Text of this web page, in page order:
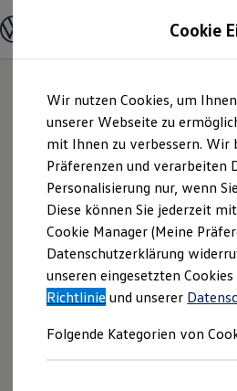
Hauptinhalt
springen
Footer
springen
Modelle und Konfigurator
Modelle vergleichen
Elektroautos
ENERGY Sondermodelle
Nutzfahrzeuge
SUV und CUV
Familienautos
Kombis
Kompaktwagen
Sportwagen
Schnell verfügbare Fahrzeuge
Angebote und Produkte
Aktuelle Angebote
E-Auto-Förderung
Volkswagen Marktplatz
Junge Gebrauchtwagen
Cookie
Wir nutzen Cookies, um
unserer Webseite zu
mit Ihnen zu verbessern. Wir
Präferenzen und verarbeiten
Personalisierung nur, wenn
Diese können Sie jederzeit
Cookie Manager (Meine
Datenschutzerklärung
unseren eingesetzten
Richtlinie und unserer
Folgende Kategorien von